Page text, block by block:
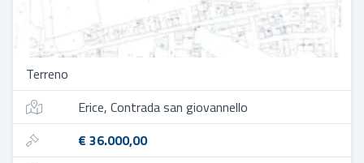
Terreno
Erice, Contrada san giovannello
€ 36.000,00